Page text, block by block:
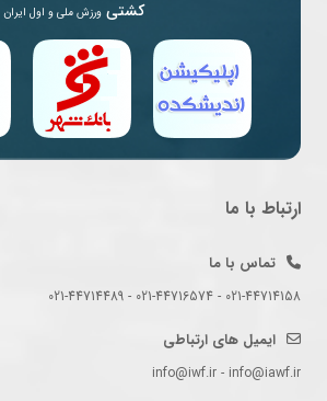
کشتی ورزش ملی و اول ایران
ارتباط با ما
تماس با ما
021-44714158 - 021-44716574 - 021-44714489
ایمیل های ارتباطی
info@iwf.ir - info@iawf.ir